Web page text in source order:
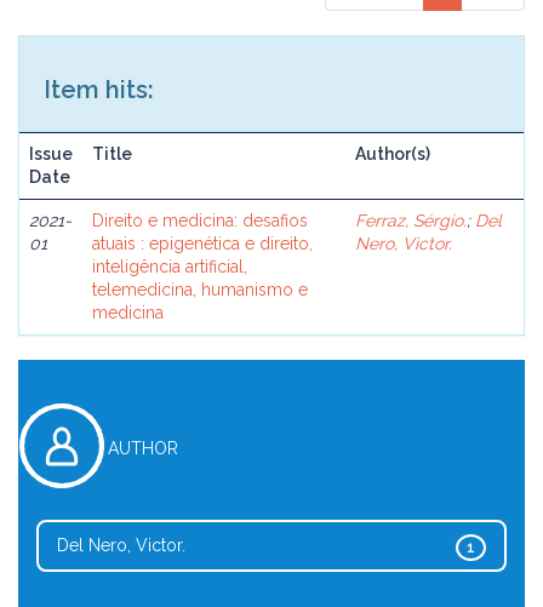
Item hits:
Issue
Date
Title Author(s)
2021-
01
Direito e medicina: desafios
atuais : epigenética e direito,
inteligência artificial,
telemedicina, humanismo e
medicina
Ferraz, Sérgio.; Del
Nero, Victor.
AUTHOR
1
Del Nero, Victor.